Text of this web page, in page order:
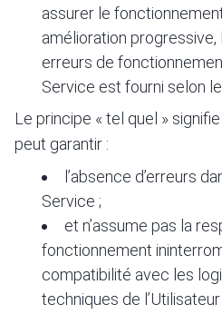
assurer le
amélioration
erreurs de
Service est fourni selon
Le principe « tel quel »
peut garantir :
l’absence d’erreurs
Service ;
et n’assume pas la
fonctionnement
compatibilité avec les
techniques de